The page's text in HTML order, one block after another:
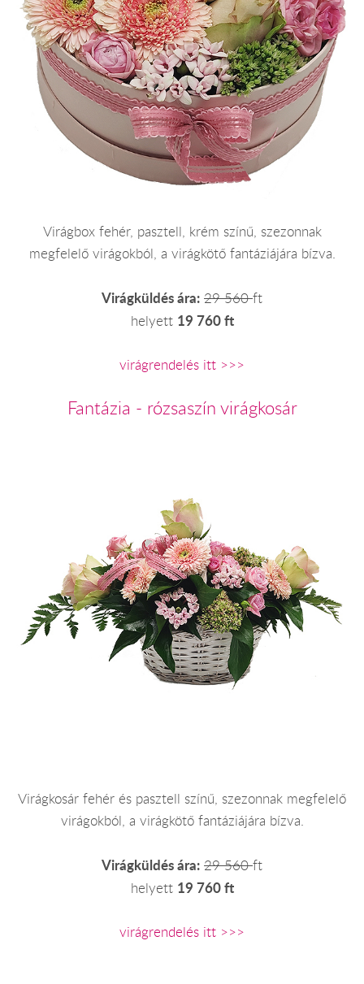
Virágbox fehér, pasztell, krém színű, szezonnak
megfelelő virágokból, a virágkötő fantáziájára bízva.
Virágküldés ára: 29 560ft
helyett 19 760 ft
virágrendelés itt >>>
Fantázia - rózsaszín virágkosár
Virágkosár fehér és pasztell színű, szezonnak megfelelő
virágokból, a virágkötő fantáziájára bízva.
Virágküldés ára: 29 560ft
helyett 19 760 ft
virágrendelés itt >>>